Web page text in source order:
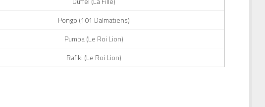
Pongo (101 Dalmatiens)
Pumba (Le Roi Lion)
Rafiki (Le Roi Lion)